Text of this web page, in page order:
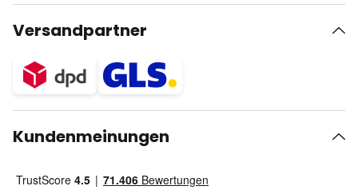
Versandpartner
Kundenmeinungen